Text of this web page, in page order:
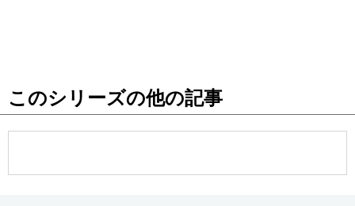
お知らせ
公式SNS
このシリーズの他の記事